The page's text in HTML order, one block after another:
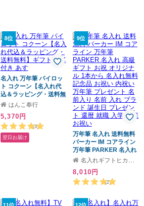
8位
名入れ 万年筆 パイロッ
ト コクーン【名入れ代
込＆ラッピング・送料無
料】ギフトBOX付き あ
はんこ奉行
5,370円
(3)
翌日お届け
9位
万年筆 名入れ 送料無料
パーカー IM コアライン
万年筆 PARKER 名入れ
高級 ギフト お祝 オリジ
記念品 お祝い 内祝い 万
年筆 プレゼント 名前入
生日 プレゼント 還暦 就
名入れギフトヒカリ屋
8,010円
(2)